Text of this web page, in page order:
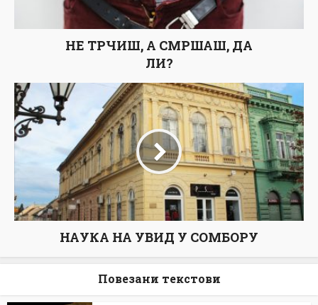
НЕ ТРЧИШ, А СМРШАШ, ДА
ЛИ?
НАУКА НА УВИД У СОМБОРУ
Повезани текстови